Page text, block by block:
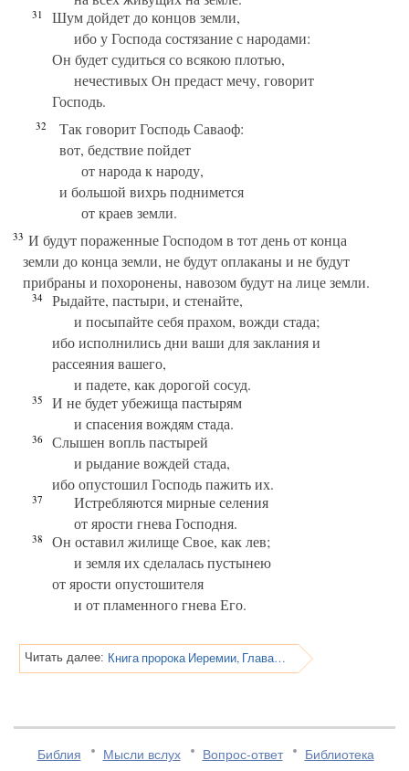
31
Шум дойдет до концов земли,
ибо у Господа состязание с народами:
Он будет судиться со всякою плотью,
нечестивых Он предаст мечу, говорит
Господь.
32
Так говорит Господь Саваоф:
вот, бедствие пойдет
от народа к народу,
и большой вихрь поднимется
от краев земли.
33 И будут пораженные Господом в тот день от конца
земли до конца земли, не будут оплаканы и не будут
прибраны и похоронены, навозом будут на лице земли.
34
Рыдайте, пастыри, и стенайте,
и посыпайте себя прахом, вожди стада;
ибо исполнились дни ваши для заклания и
рассеяния вашего,
и падете, как дорогой сосуд.
35
И не будет убежища пастырям
и спасения вождям стада.
36
Слышен вопль пастырей
и рыдание вождей стада,
ибо опустошил Господь пажить их.
37
Истребляются мирные селения
от ярости гнева Господня.
38
Он оставил жилище Свое, как лев;
и земля их сделалась пустынею
от ярости опустошителя
и от пламенного гнева Его.
Читать далее: Книга пророка Иеремии, Глава 26
Библия Мысли вслух Вопрос-ответ Библиотека